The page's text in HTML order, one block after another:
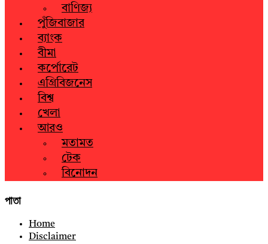
বাণিজ্য
পুঁজিবাজার
ব্যাংক
বীমা
কর্পোরেট
এগ্রিবিজনেস
বিশ্ব
খেলা
আরও
মতামত
টেক
বিনোদন
পাতা
Home
Disclaimer